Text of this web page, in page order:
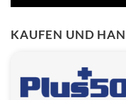
KAUFEN UND